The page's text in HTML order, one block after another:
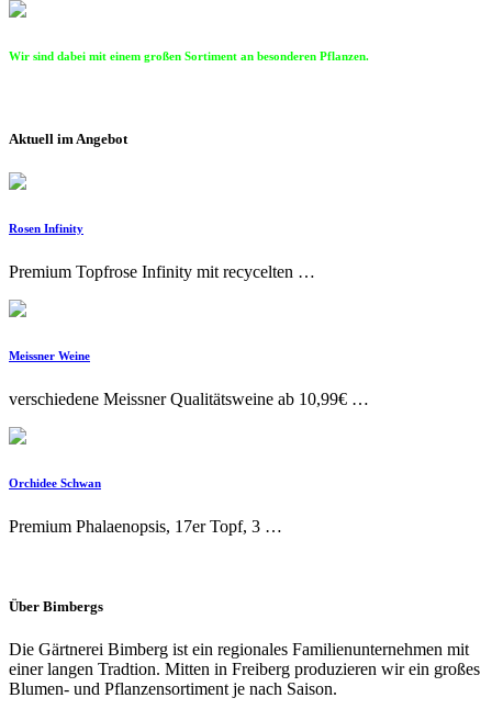
Wir sind dabei mit einem großen Sortiment an besonderen Pflanzen.
Aktuell im Angebot
Rosen Infinity
Premium Topfrose Infinity mit recycelten …
Meissner Weine
verschiedene Meissner Qualitätsweine ab 10,99€ …
Orchidee Schwan
Premium Phalaenopsis, 17er Topf, 3 …
Über Bimbergs
Die Gärtnerei Bimberg ist ein regionales Familienunternehmen mit
einer langen Tradtion. Mitten in Freiberg produzieren wir ein großes
Blumen- und Pflanzensortiment je nach Saison.